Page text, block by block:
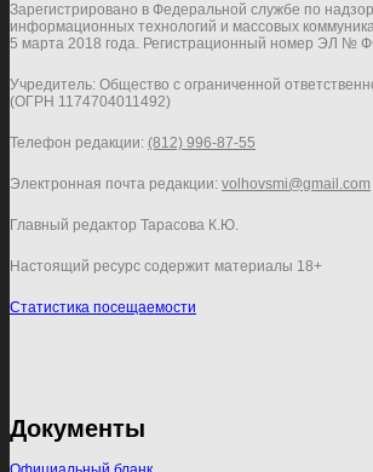
Зарегистрировано в Федеральной службе по
информационных технологий и массовых
5 марта 2018 года. Регистрационный номер ЭЛ №
Учредитель: Общество с ограниченной
(ОГРН 1174704011492)
Телефон редакции: (812) 996-87-55
Электронная почта редакции: volhovsmi@gmail.com
Главный редактор Тарасова К.Ю.
Настоящий ресурс содержит материалы 18+
Статистика посещаемости
Документы